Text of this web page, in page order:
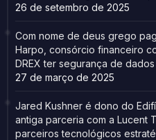
26 de setembro de 2025
Com nome de deus grego
Harpo, consórcio financeiro
DREX ter segurança de dados
27 de março de 2025
Jared Kushner é dono do
antiga parceria com a Lucent
parceiros tecnológicos